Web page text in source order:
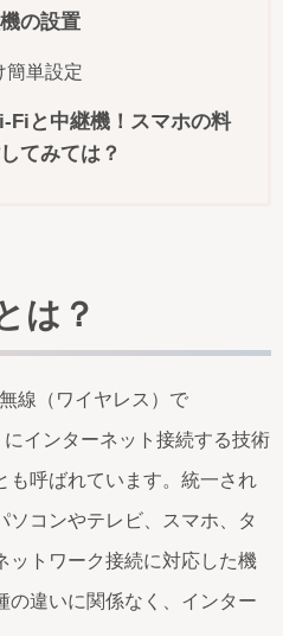
の設置
簡単設定
Fiと中継機！スマホの料
てみては？
は？
線（ワイヤレス）で
インターネット接続する技術
も呼ばれています。統一され
ソコンやテレビ、スマホ、タ
ットワーク接続に対応した機
の違いに関係なく、インター